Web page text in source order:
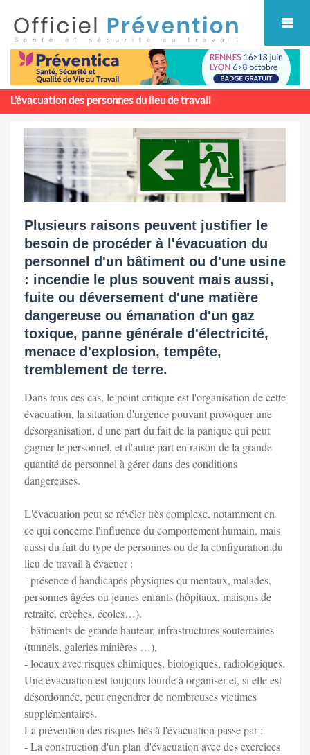
L'évacuation des personnes du lieu de travail
Plusieurs raisons peuvent justifier le
besoin de procéder à l'évacuation du
personnel d'un bâtiment ou d'une usine
: incendie le plus souvent mais aussi,
fuite ou déversement d'une matière
dangereuse ou émanation d'un gaz
toxique, panne générale d'électricité,
menace d'explosion, tempête,
tremblement de terre.
Dans tous ces cas, le point critique est l'organisation de cette
évacuation, la situation d'urgence pouvant provoquer une
désorganisation, d'une part du fait de la panique qui peut
gagner le personnel, et d'autre part en raison de la grande
quantité de personnel à gérer dans des conditions
dangereuses.
L'évacuation peut se révéler très complexe, notamment en
ce qui concerne l'influence du comportement humain, mais
aussi du fait du type de personnes ou de la configuration du
lieu de travail à évacuer :
- présence d'handicapés physiques ou mentaux, malades,
personnes âgées ou jeunes enfants (hôpitaux, maisons de
retraite, crèches, écoles…).
- bâtiments de grande hauteur, infrastructures souterraines
(tunnels, galeries minières …),
- locaux avec risques chimiques, biologiques, radiologiques.
Une évacuation est toujours lourde à organiser et, si elle est
désordonnée, peut engendrer de nombreuses victimes
supplémentaires.
La prévention des risques liés à l'évacuation passe par :
- La construction d'un plan d'évacuation avec des exercices